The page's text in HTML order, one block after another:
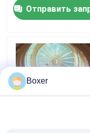
Случаи
стальные рамки
окна в крыше
гнутьОтправить
Boxer